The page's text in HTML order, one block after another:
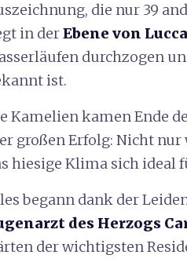
die nur 39
in derEbene von Lucca
durchzogen
ist.
Kamelien kamen Ende
großen Erfolg: Nicht
hiesige Klima sich ideal
begann dank der
des Herzogs
der wichtigsten